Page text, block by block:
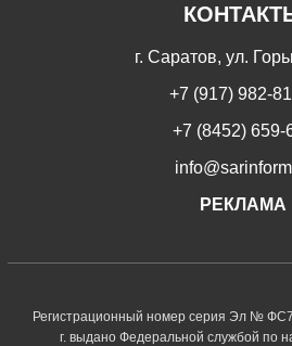
г. Саратов, ул.
+7 (917) 982-
+7 (8452) 659-
РЕКЛАМА
Регистрационный номер серия Эл №
г. выдано Федеральной службой по